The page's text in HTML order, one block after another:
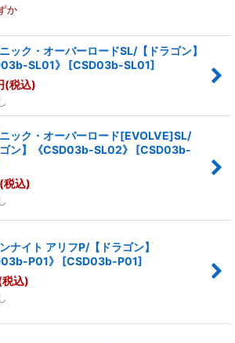
か
ック・オーバーロードSL/【ドラゴン】
SL01》
[CSD03b-SL01]
(税込)
ニック・オーバーロード[EVOLVE]SL/
ゴン】《CSD03b-SL02》
[CSD03b-
(税込)
ナイト アリフP/【ドラゴン】
P01》
[CSD03b-P01]
税込)